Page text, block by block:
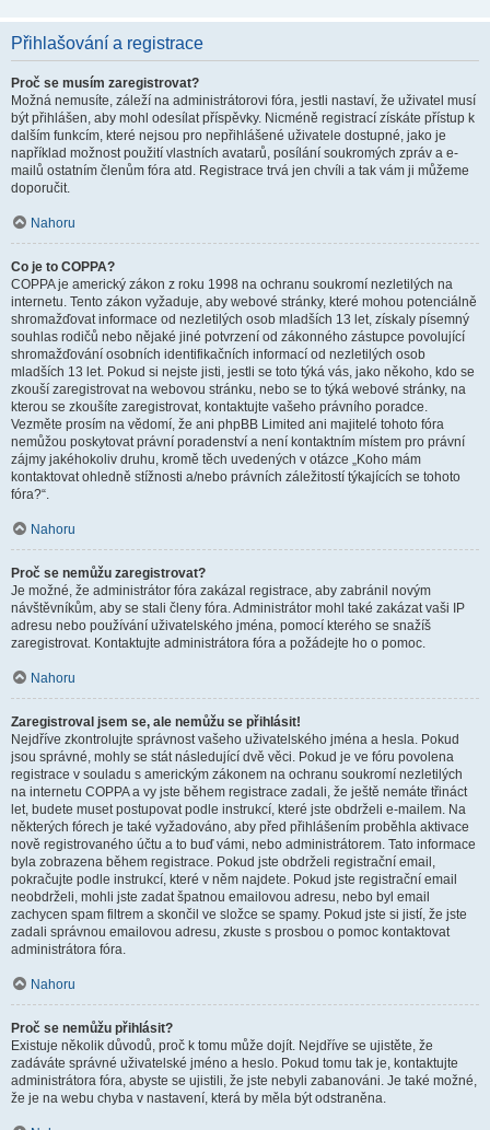
Přihlašování a registrace
Proč se musím zaregistrovat?
Možná nemusíte, záleží na administrátorovi fóra, jestli nastaví, že uživatel musí
být přihlášen, aby mohl odesílat příspěvky. Nicméně registrací získáte přístup k
dalším funkcím, které nejsou pro nepřihlášené uživatele dostupné, jako je
například možnost použití vlastních avatarů, posílání soukromých zpráv a e-
mailů ostatním členům fóra atd. Registrace trvá jen chvíli a tak vám ji můžeme
doporučit.
Nahoru
Co je to COPPA?
COPPA je americký zákon z roku 1998 na ochranu soukromí nezletilých na
internetu. Tento zákon vyžaduje, aby webové stránky, které mohou potenciálně
shromažďovat informace od nezletilých osob mladších 13 let, získaly písemný
souhlas rodičů nebo nějaké jiné potvrzení od zákonného zástupce povolující
shromažďování osobních identifikačních informací od nezletilých osob
mladších 13 let. Pokud si nejste jisti, jestli se toto týká vás, jako někoho, kdo se
zkouší zaregistrovat na webovou stránku, nebo se to týká webové stránky, na
kterou se zkoušíte zaregistrovat, kontaktujte vašeho právního poradce.
Vezměte prosím na vědomí, že ani phpBB Limited ani majitelé tohoto fóra
nemůžou poskytovat právní poradenství a není kontaktním místem pro právní
zájmy jakéhokoliv druhu, kromě těch uvedených v otázce „Koho mám
kontaktovat ohledně stížnosti a/nebo právních záležitostí týkajících se tohoto
fóra?“.
Nahoru
Proč se nemůžu zaregistrovat?
Je možné, že administrátor fóra zakázal registrace, aby zabránil novým
návštěvníkům, aby se stali členy fóra. Administrátor mohl také zakázat vaši IP
adresu nebo používání uživatelského jména, pomocí kterého se snažíš
zaregistrovat. Kontaktujte administrátora fóra a požádejte ho o pomoc.
Nahoru
Zaregistroval jsem se, ale nemůžu se přihlásit!
Nejdříve zkontrolujte správnost vašeho uživatelského jména a hesla. Pokud
jsou správné, mohly se stát následující dvě věci. Pokud je ve fóru povolena
registrace v souladu s americkým zákonem na ochranu soukromí nezletilých
na internetu COPPA a vy jste během registrace zadali, že ještě nemáte třináct
let, budete muset postupovat podle instrukcí, které jste obdrželi e-mailem. Na
některých fórech je také vyžadováno, aby před přihlášením proběhla aktivace
nově registrovaného účtu a to buď vámi, nebo administrátorem. Tato informace
byla zobrazena během registrace. Pokud jste obdrželi registrační email,
pokračujte podle instrukcí, které v něm najdete. Pokud jste registrační email
neobdrželi, mohli jste zadat špatnou emailovou adresu, nebo byl email
zachycen spam filtrem a skončil ve složce se spamy. Pokud jste si jistí, že jste
zadali správnou emailovou adresu, zkuste s prosbou o pomoc kontaktovat
administrátora fóra.
Nahoru
Proč se nemůžu přihlásit?
Existuje několik důvodů, proč k tomu může dojít. Nejdříve se ujistěte, že
zadáváte správné uživatelské jméno a heslo. Pokud tomu tak je, kontaktujte
administrátora fóra, abyste se ujistili, že jste nebyli zabanováni. Je také možné,
že je na webu chyba v nastavení, která by měla být odstraněna.